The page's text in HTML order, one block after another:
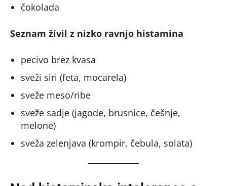
čokolada
Seznam živil z nizko ravnjo histamina
pecivo brez kvasa
sveži siri (feta, mocarela)
sveže meso/ribe
sveže sadje (jagode, brusnice, češnje,
melone)
sveža zelenjava (krompir, čebula, solata)